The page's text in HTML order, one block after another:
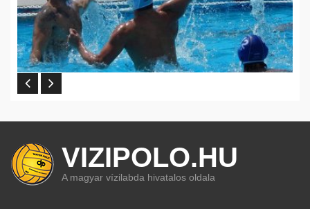
VIZIPOLO.HU
A magyar vízilabda hivatalos oldala